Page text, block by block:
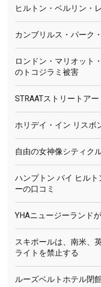
ヒルトン・ベルリン・
カンブリルス・パーク
ロンドン・マリオット
のトコジラミ被害
STRAATストリートア
ホリデイ・イン リスボ
自由の女神像シティク
ハンプトン バイ ヒル
ーの口コミ
YHAニュージーランド
スキポールは、南米、
ライトを禁止する
ルーズベルトホテル閉